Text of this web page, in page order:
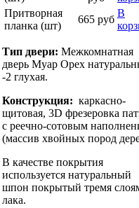
Притворная
планка (шт)
665 руб
В
Тип двери: Межкомнатная
дверь Муар Орех
-2 глухая.
Конструкция: каркасно-
щитовая, 3D фрезеровка
с реечно-сотовым
(массив хвойных пород
В качестве покрытия
используется натуральный
шпон покрытый тремя
лака.